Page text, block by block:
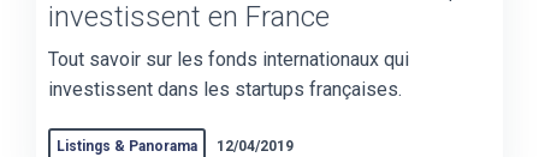
investissent en France
Tout savoir sur les fonds internationaux qui
investissent dans les startups françaises.
Listings & Panorama 12/04/2019